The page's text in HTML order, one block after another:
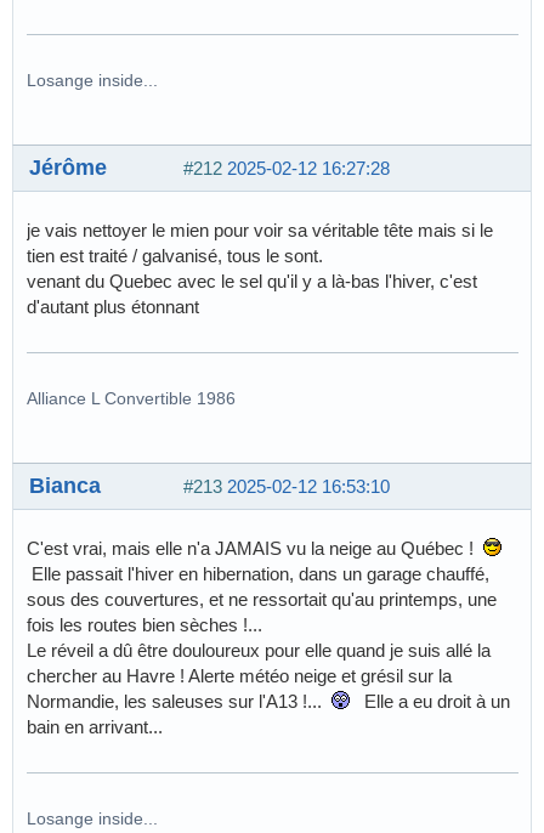
Losange inside...
#212 2025-02-12 16:27:28
Jérôme
je vais nettoyer le mien pour voir sa véritable tête mais si le
tien est traité / galvanisé, tous le sont.
venant du Quebec avec le sel qu'il y a là-bas l'hiver, c'est
d'autant plus étonnant
Alliance L Convertible 1986
#213 2025-02-12 16:53:10
Bianca
C'est vrai, mais elle n'a JAMAIS vu la neige au Québec !
Elle passait l'hiver en hibernation, dans un garage chauffé,
sous des couvertures, et ne ressortait qu'au printemps, une
fois les routes bien sèches !...
Le réveil a dû être douloureux pour elle quand je suis allé la
chercher au Havre ! Alerte météo neige et grésil sur la
Normandie, les saleuses sur l'A13 !...
Elle a eu droit à un
bain en arrivant...
Losange inside...